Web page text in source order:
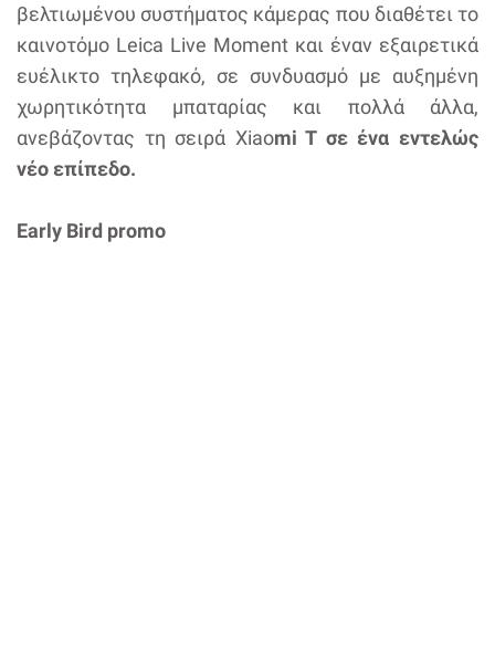
βελτιωμένου συστήματος κάμερας που διαθέτει το
καινοτόμο Leica Live Moment και έναν εξαιρετικά
ευέλικτο τηλεφακό, σε συνδυασμό με αυξημένη
χωρητικότητα μπαταρίας και πολλά άλλα,
ανεβάζοντας τη σειρά Xiaomi T σε ένα εντελώς
νέο επίπεδο.
Early Bird promo